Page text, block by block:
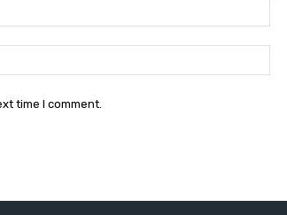
time I comment.